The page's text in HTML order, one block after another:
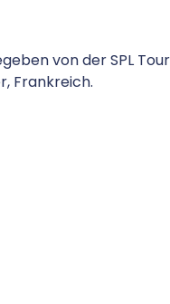
von der SPL
Frankreich.